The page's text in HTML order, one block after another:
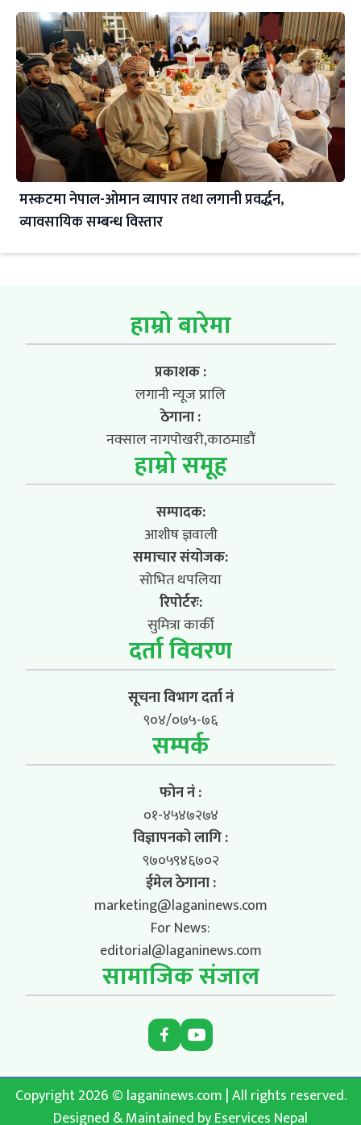
मस्कटमा नेपाल-ओमान व्यापार तथा लगानी प्रवर्द्धन,
व्यावसायिक सम्बन्ध विस्तार
हाम्रो बारेमा
प्रकाशक :
लगानी न्यूज प्रालि
ठेगाना :
नक्साल नागपोखरी,काठमाडौं
हाम्रो समूह
सम्पादक:
आशीष ज्ञवाली
समाचार संयोजक:
सोभित थपलिया
रिपोर्टरः:
सुमित्रा कार्की
दर्ता विवरण
सूचना विभाग दर्ता नं
९०४/०७५-७६
सम्पर्क
फोन नं :
०१-४५४७२७४
विज्ञापनको लागि :
९७०५९४६७०२
ईमेल ठेगाना :
marketing@laganinews.com
For News:
editorial@laganinews.com
सामाजिक संजाल
Copyright 2026 © laganinews.com | All rights reserved.
Designed & Maintained byEservices Nepal